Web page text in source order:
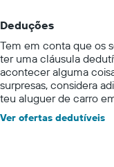
Deduções
Tem em conta que os
ter uma cláusula
acontecer alguma
surpresas, considera
teu aluguer de carro
Ver ofertas dedutíveis